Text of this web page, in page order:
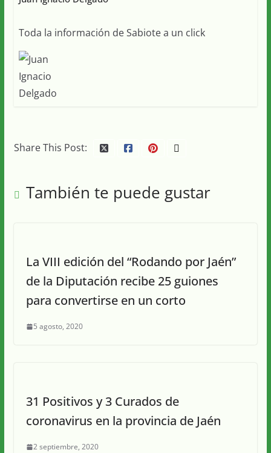
Toda la información de Sabiote a un click
Share This Post:
También te puede gustar
La VIII edición del “Rodando por Jaén”
de la Diputación recibe 25 guiones
para convertirse en un corto
5 agosto, 2020
31 Positivos y 3 Curados de
coronavirus en la provincia de Jaén
2 septiembre, 2020